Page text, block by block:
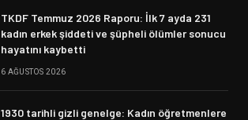
TKDF Temmuz 2026 Raporu: İlk 7 ayda 231
kadın erkek şiddeti ve şüpheli ölümler sonucu
hayatını kaybetti
6 AĞUSTOS 2026
1930 tarihli gizli genelge: Kadın öğretmenlere